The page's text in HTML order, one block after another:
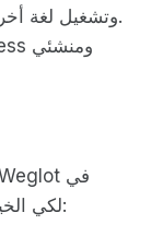
وتشغيل لغة
WordPress لكي الخيارات الجديدة التي ظهرت: